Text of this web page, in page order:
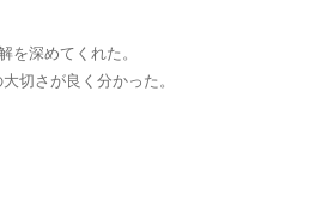
を深めてくれた。
切さが良く分かった。